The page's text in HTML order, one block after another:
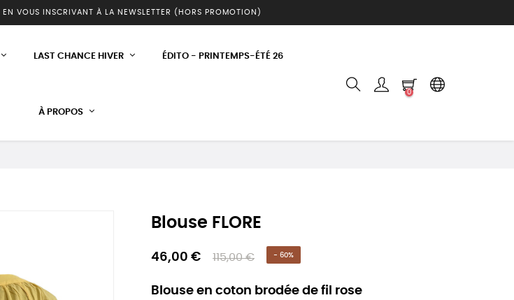
EN VOUS INSCRIVANT À LA NEWSLETTER (HORS PROMOTION)
LAST CHANCE HIVER ÉDITO - PRINTEMPS-ÉTÉ 26
À PROPOS
0
Blouse FLORE
46,00 € 115,00 € - 60%
Blouse en coton brodée de fil rose